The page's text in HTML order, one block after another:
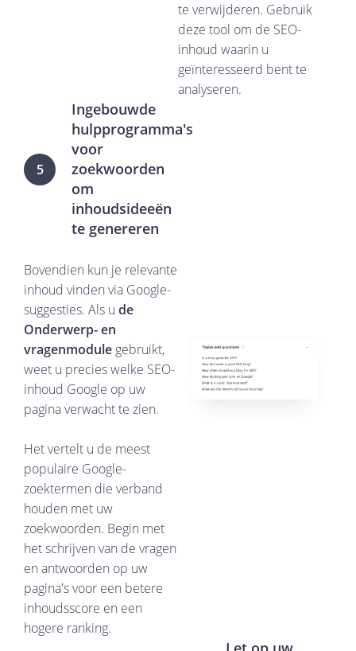
te verwijderen. Gebruik
deze tool om de SEO-
inhoud waarin u
geïnteresseerd bent te
analyseren.
5
Ingebouwde
hulpprogramma's
voor
zoekwoorden
om
inhoudsideeën
te genereren
Bovendien kun je relevante
inhoud vinden via Google-
suggesties. Als u de
Onderwerp- en
vragenmodule gebruikt,
weet u precies welke SEO-
inhoud Google op uw
pagina verwacht te zien.
Het vertelt u de meest
populaire Google-
zoektermen die verband
houden met uw
zoekwoorden. Begin met
het schrijven van de vragen
en antwoorden op uw
pagina's voor een betere
inhoudsscore en een
hogere ranking.